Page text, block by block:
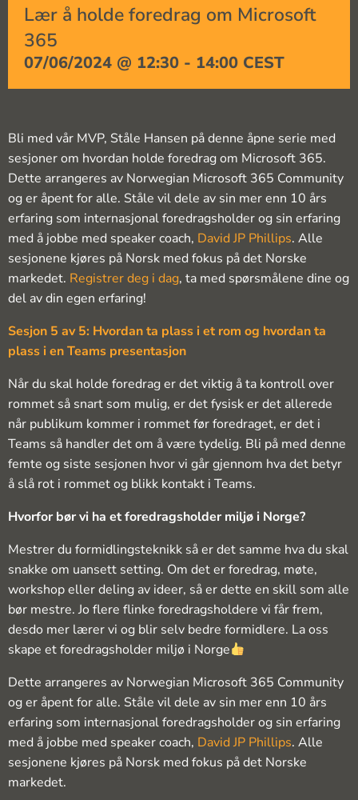
Lær å holde foredrag om Microsoft
365
07/06/2024 @ 12:30 - 14:00 CEST
Bli med vår MVP, Ståle Hansen på denne åpne serie med
sesjoner om hvordan holde foredrag om Microsoft 365.
Dette arrangeres av Norwegian Microsoft 365 Community
og er åpent for alle. Ståle vil dele av sin mer enn 10 års
erfaring som internasjonal foredragsholder og sin erfaring
med å jobbe med speaker coach, David JP Phillips. Alle
sesjonene kjøres på Norsk med fokus på det Norske
markedet. Registrer deg i dag, ta med spørsmålene dine og
del av din egen erfaring!
Sesjon 5 av 5: Hvordan ta plass i et rom og hvordan ta
plass i en Teams presentasjon
Når du skal holde foredrag er det viktig å ta kontroll over
rommet så snart som mulig, er det fysisk er det allerede
når publikum kommer i rommet før foredraget, er det i
Teams så handler det om å være tydelig. Bli på med denne
femte og siste sesjonen hvor vi går gjennom hva det betyr
å slå rot i rommet og blikk kontakt i Teams.
Hvorfor bør vi ha et foredragsholder miljø i Norge?
Mestrer du formidlingsteknikk så er det samme hva du skal
snakke om uansett setting. Om det er foredrag, møte,
workshop eller deling av ideer, så er dette en skill som alle
bør mestre. Jo flere flinke foredragsholdere vi får frem,
desdo mer lærer vi og blir selv bedre formidlere. La oss
skape et foredragsholder miljø i Norge
Dette arrangeres av Norwegian Microsoft 365 Community
og er åpent for alle. Ståle vil dele av sin mer enn 10 års
erfaring som internasjonal foredragsholder og sin erfaring
med å jobbe med speaker coach, David JP Phillips. Alle
sesjonene kjøres på Norsk med fokus på det Norske
markedet.